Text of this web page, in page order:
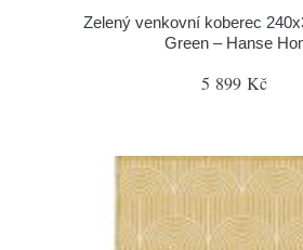
Zelený venkovní koberec
Green – Hanse
5 899 Kč